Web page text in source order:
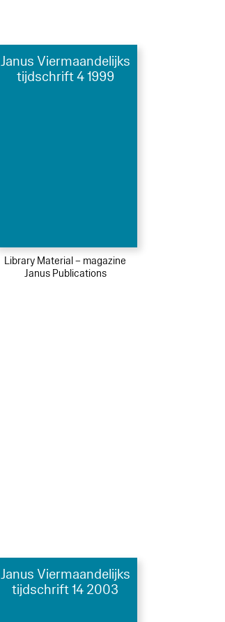
Janus Viermaandelijks
tijdschrift 4 1999
Library Material – magazine
Janus Publications
Janus Viermaandelijks
tijdschrift 14 2003